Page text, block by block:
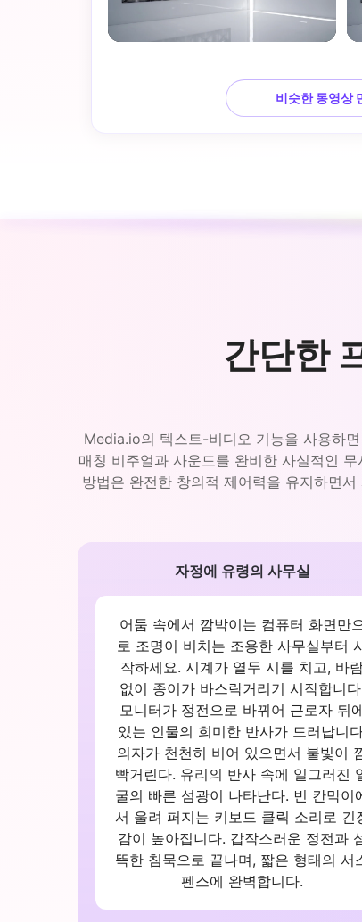
비슷한 동영상
간단한
Media.io의 텍스트-비디오 기능을 사용하
매칭 비주얼과 사운드를 완비한 사실적인
방법은 완전한 창의적 제어력을 유지하면
자정에 유령의 사무실
어둠 속에서 깜박이는 컴퓨터 화면만
로 조명이 비치는 조용한 사무실부터
작하세요. 시계가 열두 시를 치고, 바
없이 종이가 바스락거리기 시작합니
모니터가 정전으로 바뀌어 근로자 뒤
있는 인물의 희미한 반사가 드러납니
의자가 천천히 비어 있으면서 불빛이
빡거린다. 유리의 반사 속에 일그러진
굴의 빠른 섬광이 나타난다. 빈 칸막이
서 울려 퍼지는 키보드 클릭 소리로 긴
감이 높아집니다. 갑작스러운 정전과
뜩한 침묵으로 끝나며, 짧은 형태의 서
펜스에 완벽합니다.